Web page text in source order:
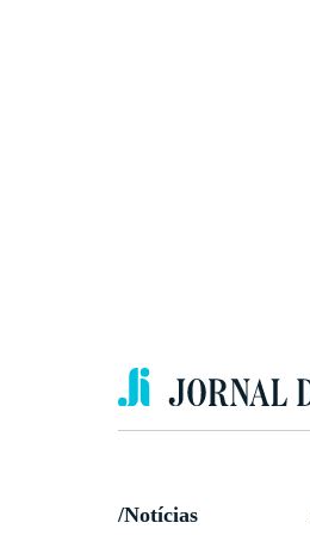
/Notícias